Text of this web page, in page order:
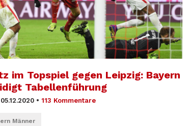
im Topspiel gegen Leipzig: Bayern
Tabellenführung
05.12.2020 • 113 Kommentare
Männer